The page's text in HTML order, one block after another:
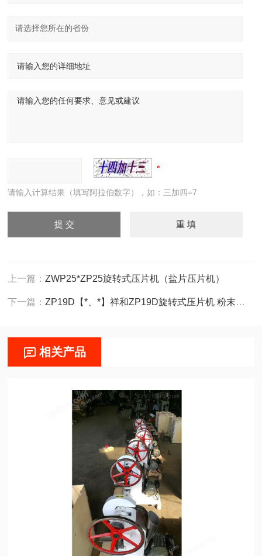
请输入计算结果（填写阿拉伯数字），如：三加四=7
上一篇：ZWP25*ZP25旋转式压片机（盐片压片机）
下一篇：ZP19D【*、*】祥和ZP19D旋转式压片机 粉末成型机
相关产品